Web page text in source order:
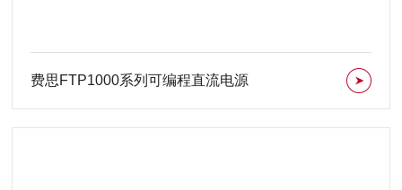
费思FTP1000系列可编程直流电源